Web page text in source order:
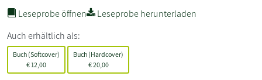
Leseprobe öffnen
Leseprobe herunterladen
Auch erhältlich als:
Buch (Softcover)
€ 12,00
Buch (Hardcover)
€20,00